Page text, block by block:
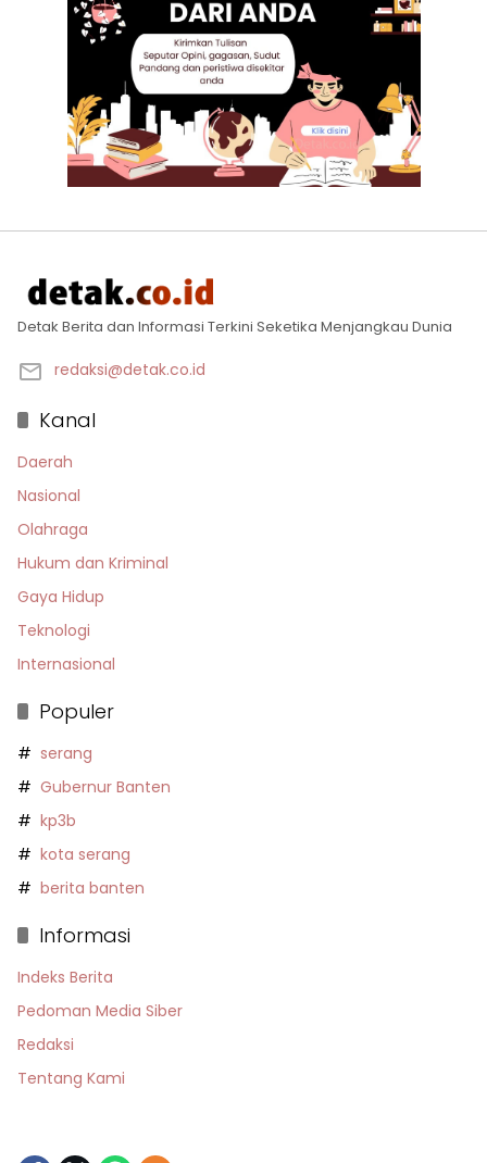
Detak Berita dan Informasi Terkini Seketika Menjangkau Dunia
redaksi@detak.co.id
Kanal
Daerah
Nasional
Olahraga
Hukum dan Kriminal
Gaya Hidup
Teknologi
Internasional
Populer
serang
Gubernur Banten
kp3b
kota serang
berita banten
Informasi
Indeks Berita
Pedoman Media Siber
Redaksi
Tentang Kami